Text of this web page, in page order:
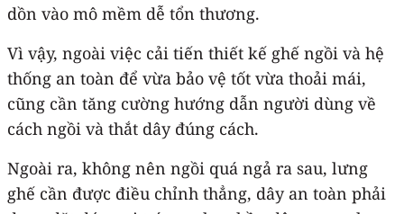
dồn vào mô mềm dễ tổn thương.
Vì vậy, ngoài việc cải tiến thiết kế ghế ngồi và hệ
thống an toàn để vừa bảo vệ tốt vừa thoải mái,
cũng cần tăng cường hướng dẫn người dùng về
cách ngồi và thắt dây đúng cách.
Ngoài ra, không nên ngồi quá ngả ra sau, lưng
ghế cần được điều chỉnh thẳng, dây an toàn phải